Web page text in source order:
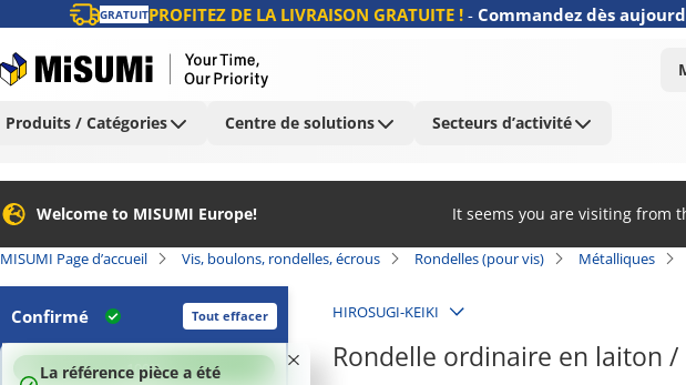
GRATUITPROFITEZ DE LA LIVRAISON GRATUITE !- Commandez dès
Produits / Catégories Centre de solutions Secteurs d’activité
Welcome to MISUMI Europe! It seems you are visiting from
MISUMI Page d’accueil Vis, boulons, rondelles, écrous Rondelles (pour vis) Métalliques
Confirmé Tout effacer
100%
La référence pièce a été
HIROSUGI-KEIKI
Rondelle ordinaire en laiton /